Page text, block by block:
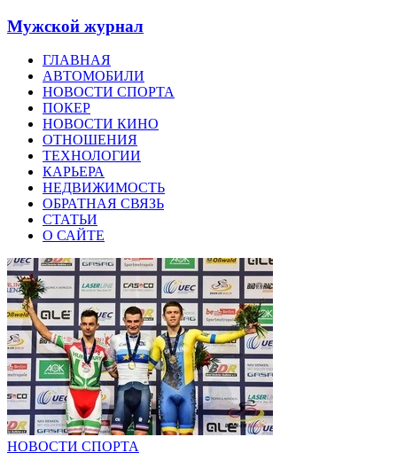
Мужской журнал
ГЛАВНАЯ
АВТОМОБИЛИ
НОВОСТИ СПОРТА
ПОКЕР
НОВОСТИ КИНО
ОТНОШЕНИЯ
ТЕХНОЛОГИИ
КАРЬЕРА
НЕДВИЖИМОСТЬ
ОБРАТНАЯ СВЯЗЬ
СТАТЬИ
О САЙТЕ
НОВОСТИ СПОРТА